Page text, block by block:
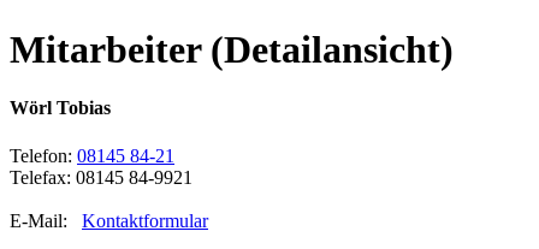
Mitarbeiter (Detailansicht)
Wörl Tobias
Telefon: 08145 84-21
Telefax: 08145 84-9921
E-Mail: Kontaktformular